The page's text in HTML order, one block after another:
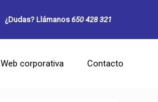
¿Dudas? Llámanos 650 428 321
Web corporativa Contacto